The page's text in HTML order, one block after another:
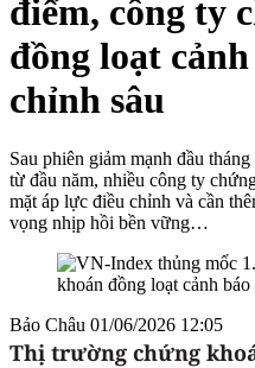
điểm, công ty
đồng loạt
chỉnh sâu
Sau phiên giảm mạnh đầu
từ đầu năm, nhiều công ty
mặt áp lực điều chỉnh và cần
vọng nhịp hồi bền vững…
Bảo Châu 01/06/2026 12:05
Thị trường chứng